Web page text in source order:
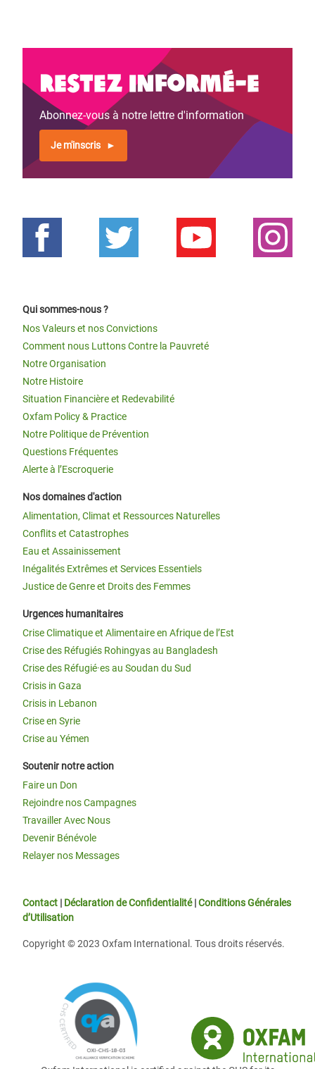
Restez informé-e
Abonnez-vous à notre lettre d'information
Je m'inscris
Qui sommes-nous ?
Nos Valeurs et nos Convictions
Comment nous Luttons Contre la Pauvreté
Notre Organisation
Notre Histoire
Situation Financière et Redevabilité
Oxfam Policy & Practice
Notre Politique de Prévention
Questions Fréquentes
Alerte à l’Escroquerie
Nos domaines d'action
Alimentation, Climat et Ressources Naturelles
Conflits et Catastrophes
Eau et Assainissement
Inégalités Extrêmes et Services Essentiels
Justice de Genre et Droits des Femmes
Urgences humanitaires
Crise Climatique et Alimentaire en Afrique de l’Est
Crise des Réfugiés Rohingyas au Bangladesh
Crise des Réfugié·es au Soudan du Sud
Crisis in Gaza
Crisis in Lebanon
Crise en Syrie
Crise au Yémen
Soutenir notre action
Faire un Don
Rejoindre nos Campagnes
Travailler Avec Nous
Devenir Bénévole
Relayer nos Messages
Contact | Déclaration de Confidentialité|Conditions Générales
d’Utilisation
Copyright © 2023 Oxfam International. Tous droits réservés.